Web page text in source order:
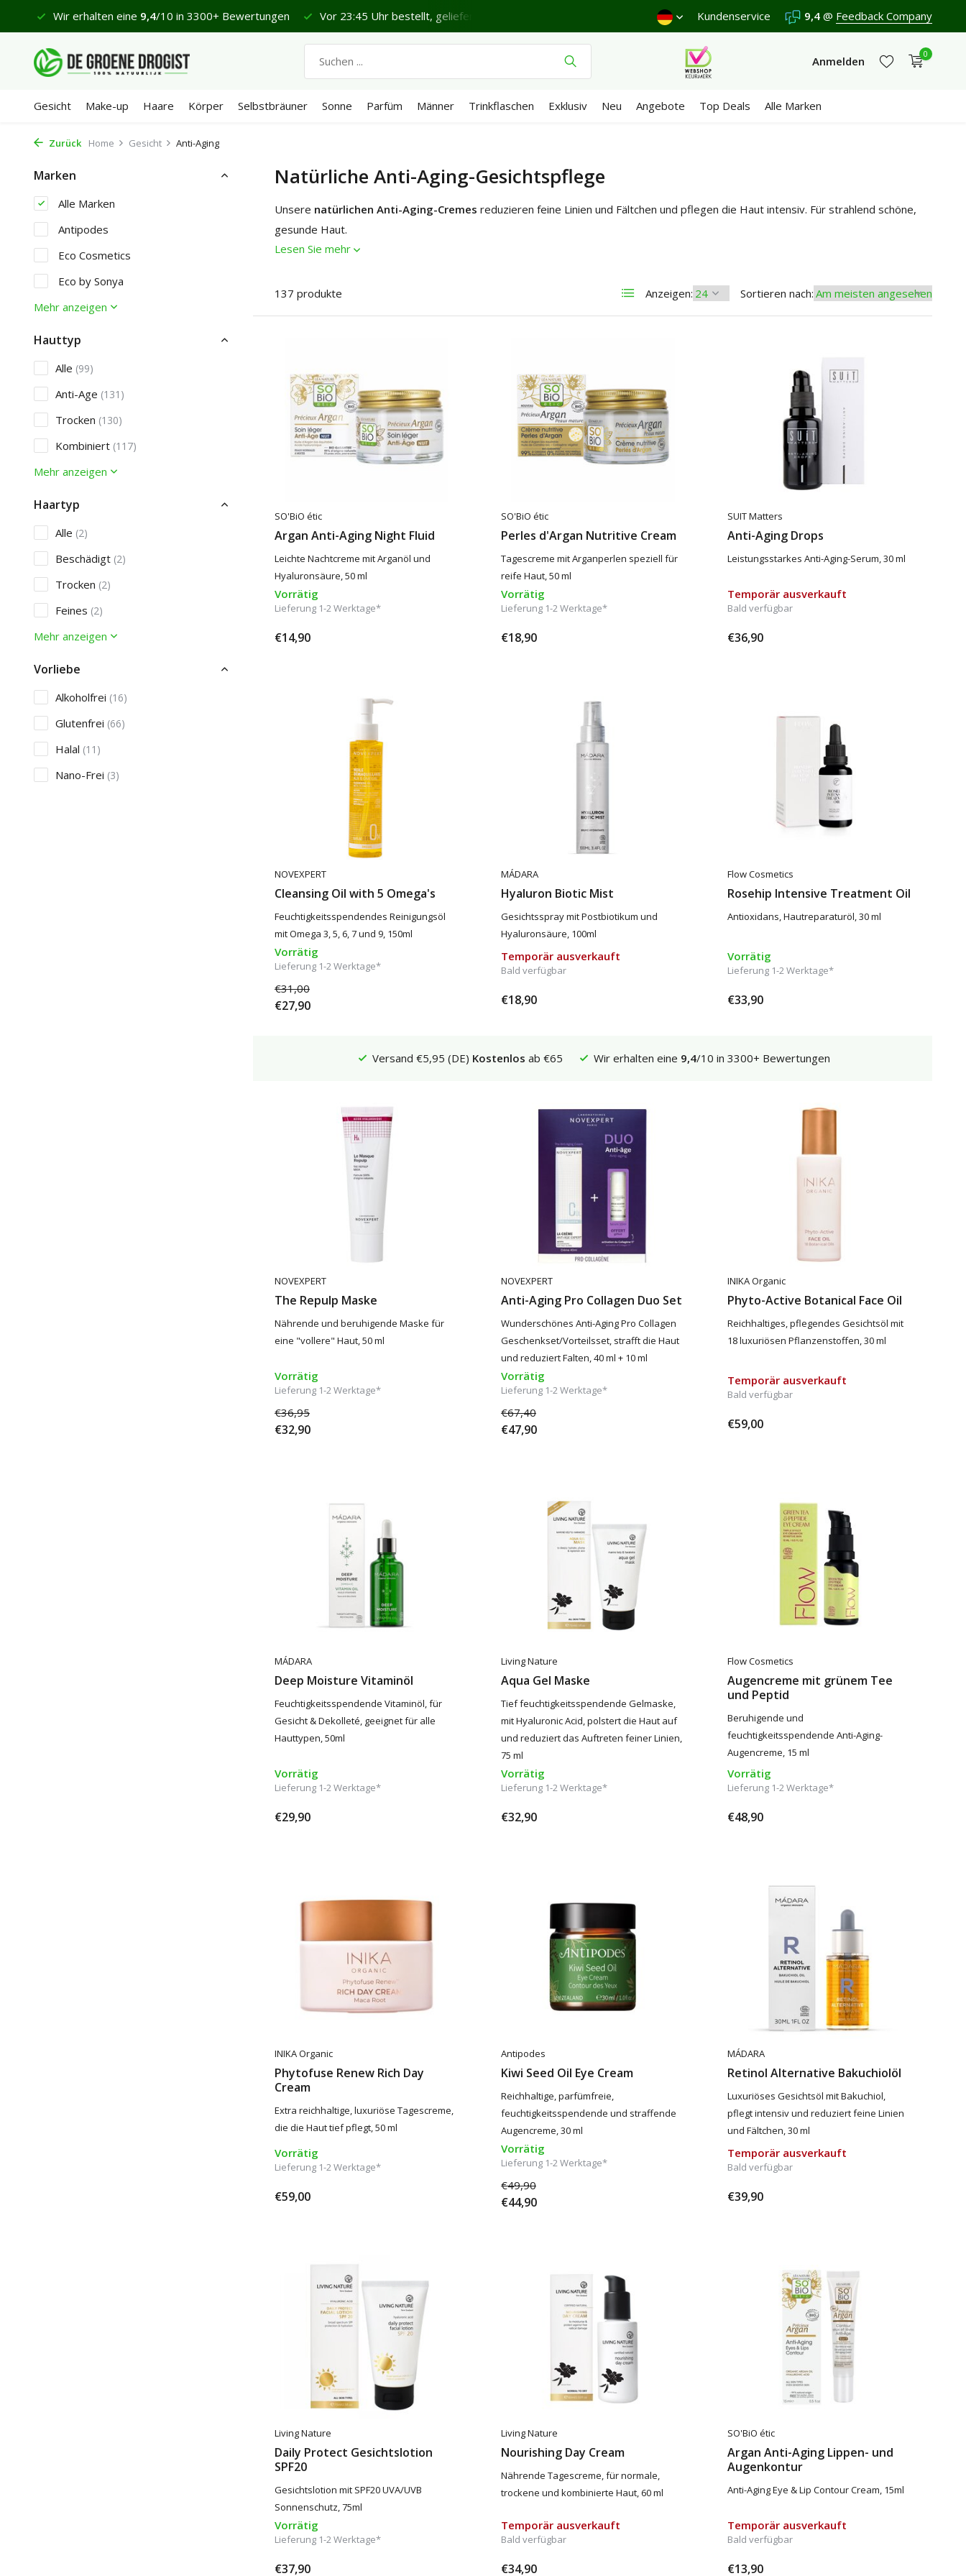
Vor 23:45 Uhr bestellt, geliefert in 1-2 Werktagen* Schönen Donnerstag. ab €65 Wir erhalten eine 9,4/10 in 3300+ Bewertungen
Kundenservice 9,4 @ Feedback Company
Anmelden
Jetzt registrieren
Jetzt registrieren
0
Gesicht Make-up Haare Körper Selbstbräuner Sonne Parfüm Männer Trinkflaschen Exklusiv Neu Angebote Top Deals Alle Marken
Zurück Home Gesicht Anti-Aging
Marken
Alle Marken
Antipodes
Eco Cosmetics
Eco by Sonya
Mehr anzeigen
Hauttyp
Alle (99)
Anti-Age (131)
Trocken (130)
Kombiniert (117)
Mehr anzeigen
Haartyp
Alle (2)
Beschädigt (2)
Trocken (2)
Feines (2)
Mehr anzeigen
Vorliebe
Alkoholfrei (16)
Glutenfrei (66)
Halal (11)
Nano-Frei (3)
Natürliche Anti-Aging-Gesichtspflege
Unsere natürlichen Anti-Aging-Cremes reduzieren feine Linien und Fältchen und pflegen die Haut intensiv. Für strahlend schöne,
gesunde Haut.
Lesen Sie mehr
137 produkte Anzeigen: Sortieren nach:
SO'BiO étic
Argan Anti-Aging Night Fluid
Leichte Nachtcreme mit Arganöl und
Hyaluronsäure, 50 ml
Vorrätig
Lieferung 1-2 Werktage*
€14,90
SO'BiO étic
Perles d'Argan Nutritive Cream
Tagescreme mit Arganperlen speziell für
reife Haut, 50 ml
Vorrätig
Lieferung 1-2 Werktage*
€18,90
SUIT Matters
Anti-Aging Drops
Leistungsstarkes Anti-Aging-Serum, 30 ml
Temporär ausverkauft
Bald verfügbar
€36,90
NOVEXPERT
Cleansing Oil with 5 Omega's
Feuchtigkeitsspendendes Reinigungsöl
mit Omega 3, 5, 6, 7 und 9, 150ml
Vorrätig
Lieferung 1-2 Werktage*
€31,00
€27,90
MÁDARA
Hyaluron Biotic Mist
Gesichtsspray mit Postbiotikum und
Hyaluronsäure, 100ml
Temporär ausverkauft
Bald verfügbar
€18,90
Flow Cosmetics
Rosehip Intensive Treatment Oil
Antioxidans, Hautreparaturöl, 30 ml
Vorrätig
Lieferung 1-2 Werktage*
€33,90
Versand €5,95 (DE) Kostenlos ab €65 Wir erhalten eine 9,4/10 in 3300+ Bewertungen
NOVEXPERT
The Repulp Maske
Nährende und beruhigende Maske für
eine "vollere" Haut, 50 ml
Vorrätig
Lieferung 1-2 Werktage*
€36,95
€32,90
NOVEXPERT
Anti-Aging Pro Collagen Duo Set
Wunderschönes Anti-Aging Pro Collagen
Geschenkset/Vorteilsset, strafft die Haut
und reduziert Falten, 40 ml + 10 ml
Vorrätig
Lieferung 1-2 Werktage*
€67,40
€47,90
INIKA Organic
Phyto-Active Botanical Face Oil
Reichhaltiges, pflegendes Gesichtsöl mit
18 luxuriösen Pflanzenstoffen, 30 ml
Temporär ausverkauft
Bald verfügbar
€59,00
MÁDARA
Deep Moisture Vitaminöl
Feuchtigkeitsspendende Vitaminöl, für
Gesicht & Dekolleté, geeignet für alle
Hauttypen, 50ml
Vorrätig
Lieferung 1-2 Werktage*
€29,90
Living Nature
Aqua Gel Maske
Tief feuchtigkeitsspendende Gelmaske,
mit Hyaluronic Acid, polstert die Haut auf
und reduziert das Auftreten feiner Linien,
75 ml
Vorrätig
Lieferung 1-2 Werktage*
€32,90
Flow Cosmetics
Augencreme mit grünem Tee
und Peptid
Beruhigende und
feuchtigkeitsspendende Anti-Aging-
Augencreme, 15 ml
Vorrätig
Lieferung 1-2 Werktage*
€48,90
INIKA Organic
Phytofuse Renew Rich Day
Cream
Extra reichhaltige, luxuriöse Tagescreme,
die die Haut tief pflegt, 50 ml
Vorrätig
Lieferung 1-2 Werktage*
€59,00
Antipodes
Kiwi Seed Oil Eye Cream
Reichhaltige, parfümfreie,
feuchtigkeitsspendende und straffende
Augencreme, 30 ml
Vorrätig
Lieferung 1-2 Werktage*
€49,90
€44,90
MÁDARA
Retinol Alternative Bakuchiolöl
Luxuriöses Gesichtsöl mit Bakuchiol,
pflegt intensiv und reduziert feine Linien
und Fältchen, 30 ml
Temporär ausverkauft
Bald verfügbar
€39,90
Living Nature
Daily Protect Gesichtslotion
SPF20
Gesichtslotion mit SPF20 UVA/UVB
Sonnenschutz, 75ml
Vorrätig
Lieferung 1-2 Werktage*
€37,90
Living Nature
Nourishing Day Cream
Nährende Tagescreme, für normale,
trockene und kombinierte Haut, 60 ml
Temporär ausverkauft
Bald verfügbar
€34,90
SO'BiO étic
Argan Anti-Aging Lippen- und
Augenkontur
Anti-Aging Eye & Lip Contour Cream, 15ml
Temporär ausverkauft
Bald verfügbar
€13,90